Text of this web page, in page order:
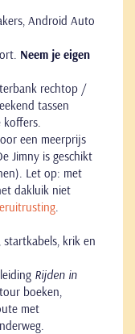
Android Auto
Neem je eigen
rechtop /
tassen
een meerprijs
Jimny is geschikt
Let op: met
dakluik niet
startkabels, krik en
Rijden in
boeken,
met